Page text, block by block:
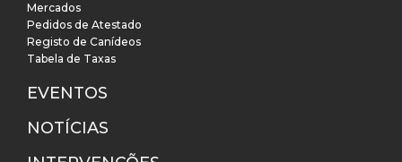
Mercados
Pedidos de Atestado
Registo de Canídeos
Tabela de Taxas
EVENTOS
NOTÍCIAS